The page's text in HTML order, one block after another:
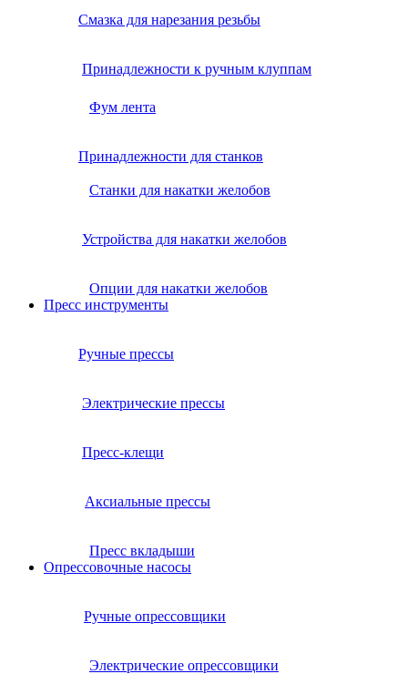
Смазка для нарезания резьбы
Принадлежности к ручным клуппам
Фум лента
Принадлежности для станков
Станки для накатки желобов
Устройства для накатки желобов
Опции для накатки желобов
Пресс инструменты
Ручные прессы
Электрические прессы
Пресс-клещи
Аксиальные прессы
Пресс вкладыши
Опрессовочные насосы
Ручные опрессовщики
Электрические опрессовщики